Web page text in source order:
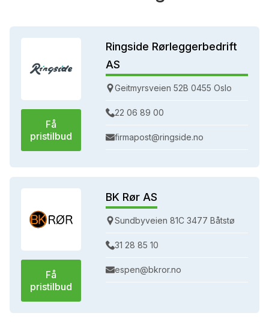
Få
pristilbud
Ringside Rørleggerbedrift
AS
Geitmyrsveien 52B 0455 Oslo
22 06 89 00
firmapost@ringside.no
Få
pristilbud
BK Rør AS
Sundbyveien 81C 3477 Båtstø
31 28 85 10
espen@bkror.no